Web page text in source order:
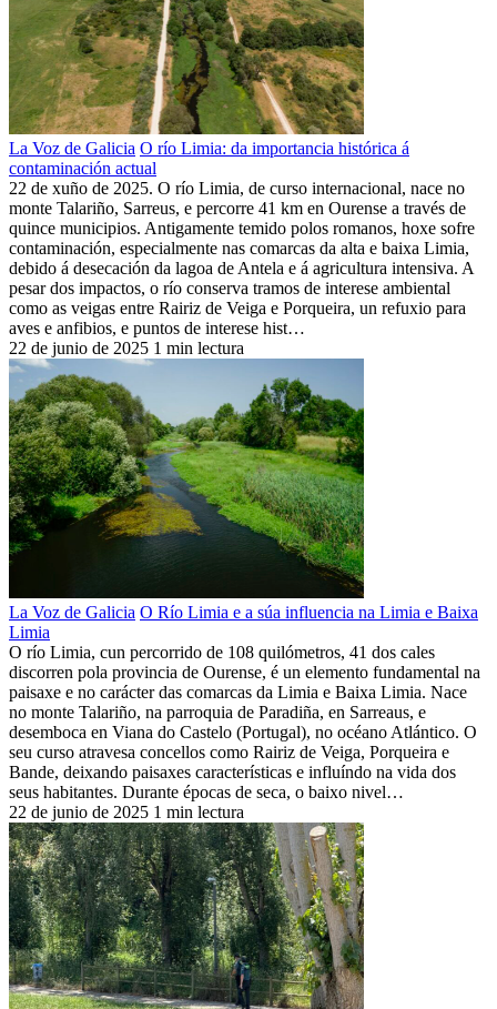
La Voz de Galicia O río Limia: da importancia histórica á
contaminación actual
22 de xuño de 2025. O río Limia, de curso internacional, nace no
monte Talariño, Sarreus, e percorre 41 km en Ourense a través de
quince municipios. Antigamente temido polos romanos, hoxe sofre
contaminación, especialmente nas comarcas da alta e baixa Limia,
debido á desecación da lagoa de Antela e á agricultura intensiva. A
pesar dos impactos, o río conserva tramos de interese ambiental
como as veigas entre Rairiz de Veiga e Porqueira, un refuxio para
aves e anfibios, e puntos de interese hist…
22 de junio de 2025 1 min lectura
La Voz de Galicia O Río Limia e a súa influencia na Limia e Baixa
Limia
O río Limia, cun percorrido de 108 quilómetros, 41 dos cales
discorren pola provincia de Ourense, é un elemento fundamental na
paisaxe e no carácter das comarcas da Limia e Baixa Limia. Nace
no monte Talariño, na parroquia de Paradiña, en Sarreaus, e
desemboca en Viana do Castelo (Portugal), no océano Atlántico. O
seu curso atravesa concellos como Rairiz de Veiga, Porqueira e
Bande, deixando paisaxes características e influíndo na vida dos
seus habitantes. Durante épocas de seca, o baixo nivel…
22 de junio de 2025 1 min lectura